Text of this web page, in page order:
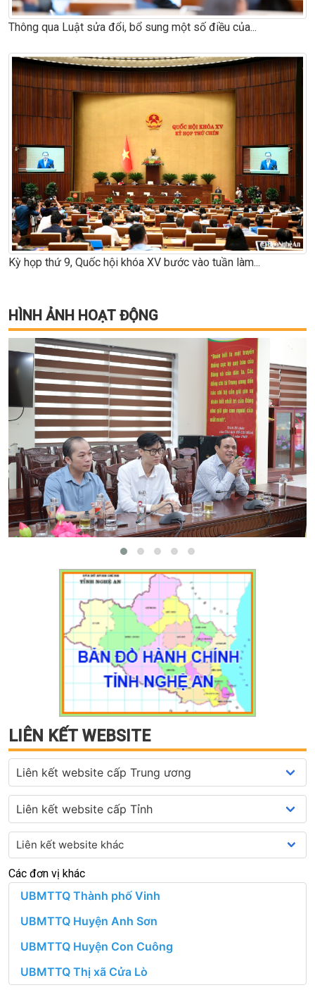
Thông qua Luật sửa đổi, bổ sung một số điều của...
Kỳ họp thứ 9, Quốc hội khóa XV bước vào tuần làm...
HÌNH ẢNH HOẠT ĐỘNG
LIÊN KẾT WEBSITE
Các đơn vị khác